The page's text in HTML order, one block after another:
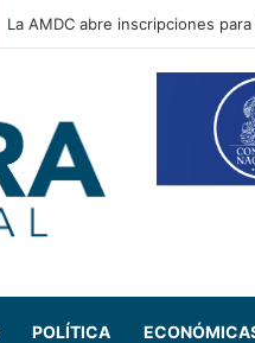
Congreso Nacional acompaña
POLÍTICA